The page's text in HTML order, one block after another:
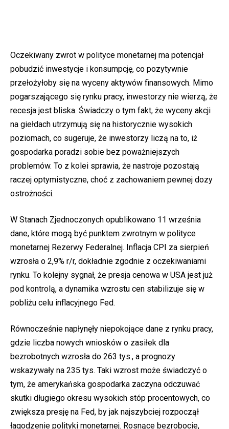
Oczekiwany zwrot w polityce monetarnej ma potencjał
pobudzić inwestycje i konsumpcję, co pozytywnie
przełożyłoby się na wyceny aktywów finansowych. Mimo
pogarszającego się rynku pracy, inwestorzy nie wierzą, że
recesja jest bliska. Świadczy o tym fakt, że wyceny akcji
na giełdach utrzymują się na historycznie wysokich
poziomach, co sugeruje, że inwestorzy liczą na to, iż
gospodarka poradzi sobie bez poważniejszych
problemów. To z kolei sprawia, że nastroje pozostają
raczej optymistyczne, choć z zachowaniem pewnej dozy
ostrożności.
W Stanach Zjednoczonych opublikowano 11 września
dane, które mogą być punktem zwrotnym w polityce
monetarnej Rezerwy Federalnej. Inflacja CPI za sierpień
wzrosła o 2,9% r/r, dokładnie zgodnie z oczekiwaniami
rynku. To kolejny sygnał, że presja cenowa w USA jest już
pod kontrolą, a dynamika wzrostu cen stabilizuje się w
pobliżu celu inflacyjnego Fed.
Równocześnie napłynęły niepokojące dane z rynku pracy,
gdzie liczba nowych wniosków o zasiłek dla
bezrobotnych wzrosła do 263 tys., a prognozy
wskazywały na 235 tys. Taki wzrost może świadczyć o
tym, że amerykańska gospodarka zaczyna odczuwać
skutki długiego okresu wysokich stóp procentowych, co
zwiększa presję na Fed, by jak najszybciej rozpoczął
łagodzenie polityki monetarnej. Rosnące bezrobocie,